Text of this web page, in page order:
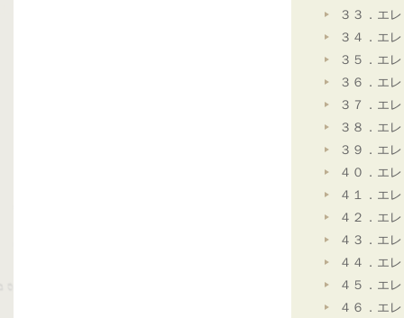
３３．エ
３４．エ
３５．エ
３６．エ
３７．エ
３８．エ
３９．エ
４０．エ
４１．エ
４２．エ
４３．エ
４４．エ
４５．エ
４６．エ